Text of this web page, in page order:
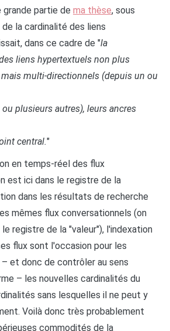
grande partie de ma thèse, sous
la cardinalité des liens
dans ce cadre de "la
liens hypertextuels non plus
multi-directionnels (depuis un ou
plusieurs autres), leurs ancres
central."
en temps-réel des flux
est ici dans le registre de la
dans les résultats de recherche
mêmes flux conversationnels (on
registre de la "valeur"), l'indexation
flux sont l'occasion pour les
et donc de contrôler au sens
– les nouvelles cardinalités du
sans lesquelles il ne peut y
Voilà donc très probablement
commodités de la